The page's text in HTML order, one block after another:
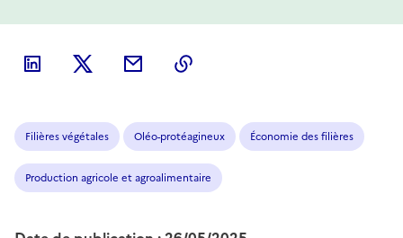
Filières végétales Oléo-protéagineux Économie des filières
Production agricole et agroalimentaire